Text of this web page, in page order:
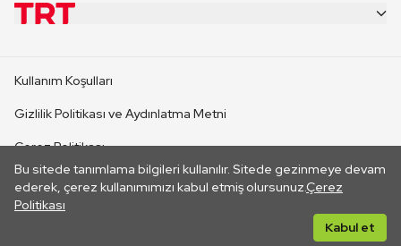
Bu sitede tanımlama bilgileri kullanılır. Sitede gezinmeye devam
ederek, çerez kullanımımızı kabul etmiş olursunuz.Çerez
Politikası
Kabul et
CANLI YAYINLAR
Kullanım Koşulları
Gizlilik Politikası ve Aydınlatma Metni
Çerez Politikası
İletişim
Her hakkı saklıdır. ©2026 TRT. Bağlantı yoluyla gidilen dış